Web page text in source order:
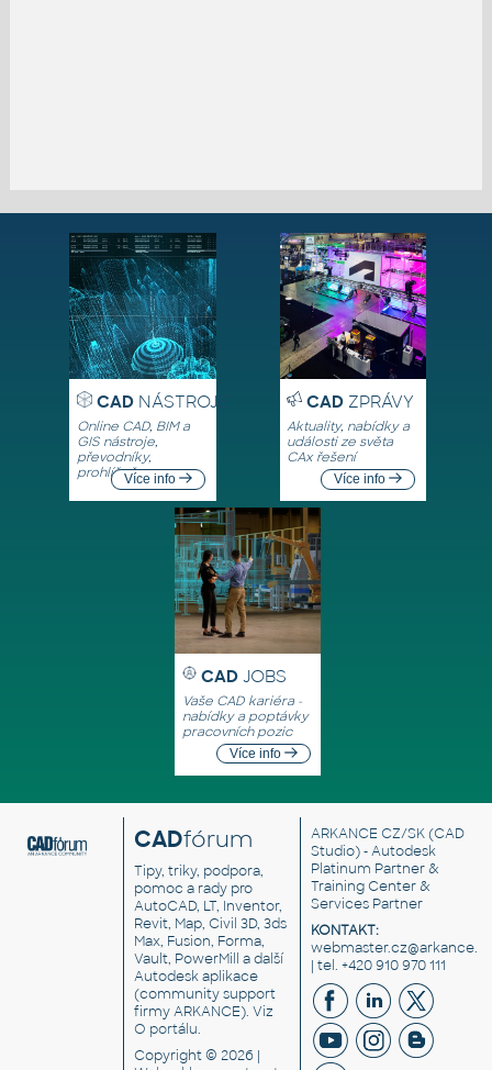
CADNÁSTROJE
Online CAD, BIM a
GIS nástroje,
převodníky,
prohlížečeVíce info
CADZPRÁVY
Aktuality, nabídky a
události ze světa
CAx řešení
Více info
CAD JOBS
Vaše CAD kariéra -
nabídky a poptávky
pracovních pozic
Více info
CADfórum
Tipy, triky, podpora,
pomoc a rady pro
AutoCAD, LT, Inventor,
Revit, Map, Civil 3D, 3ds
Max, Fusion, Forma,
Vault, PowerMill a další
Autodesk aplikace
(community support
firmy ARKANCE). Viz
O portálu.
Copyright © 2026 |
ARKANCE CZ/SK(CAD
Studio) - Autodesk
Platinum Partner &
Training Center &
Services Partner
KONTAKT:
| tel. +420 910 970 111